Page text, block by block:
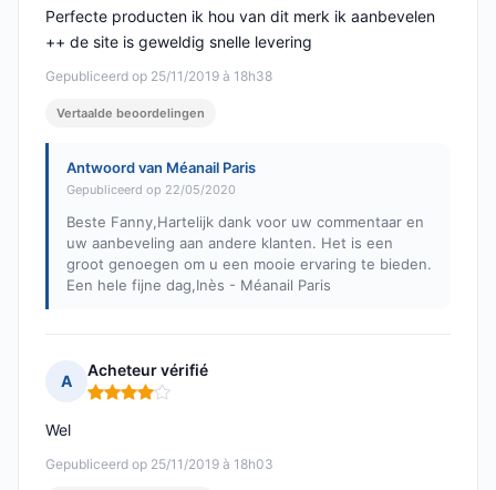
Gepubliceerd op 25/11/2019 à 18h38
Perfecte producten ik hou van dit merk ik aanbevelen
++ de site is geweldig snelle levering
Vertaalde beoordelingen
Antwoord van Méanail Paris
Gepubliceerd op 22/05/2020
Beste Fanny,Hartelijk dank voor uw commentaar en
uw aanbeveling aan andere klanten. Het is een
groot genoegen om u een mooie ervaring te bieden.
Een hele fijne dag,Inès - Méanail Paris
A
Acheteur vérifié
Opmerking: 4 van 5
Gepubliceerd op 25/11/2019 à 18h03
Wel